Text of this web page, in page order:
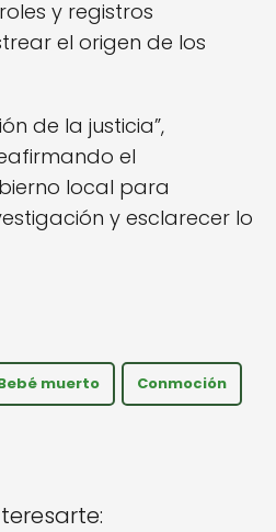
y registros
el origen de los
de la justicia”,
el
local para
y esclarecer lo
muerto Conmoción